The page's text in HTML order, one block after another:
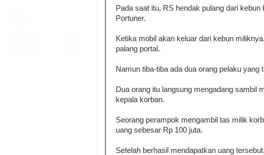
Pada saat itu, RS hendak pulang dari
Portuner.
Ketika mobil akan keluar dari kebun
palang portal.
Namun tiba-tiba ada dua orang pelaku
Dua orang itu langsung mengadang sambil
kepala korban.
Seorang perampok mengambil tas milik
uang sebesar Rp 100 juta.
Setelah berhasil mendapatkan uang